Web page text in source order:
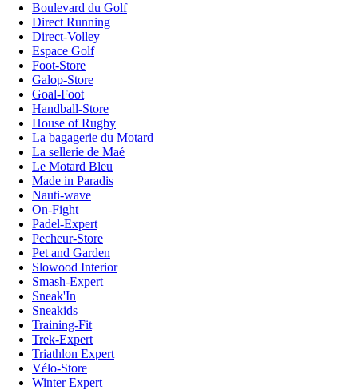
Boulevard du Golf
Direct Running
Direct-Volley
Espace Golf
Foot-Store
Galop-Store
Goal-Foot
Handball-Store
House of Rugby
La bagagerie du Motard
La sellerie de Maé
Le Motard Bleu
Made in Paradis
Nauti-wave
On-Fight
Padel-Expert
Pecheur-Store
Pet and Garden
Slowood Interior
Smash-Expert
Sneak'In
Sneakids
Training-Fit
Trek-Expert
Triathlon Expert
Vélo-Store
Winter Expert